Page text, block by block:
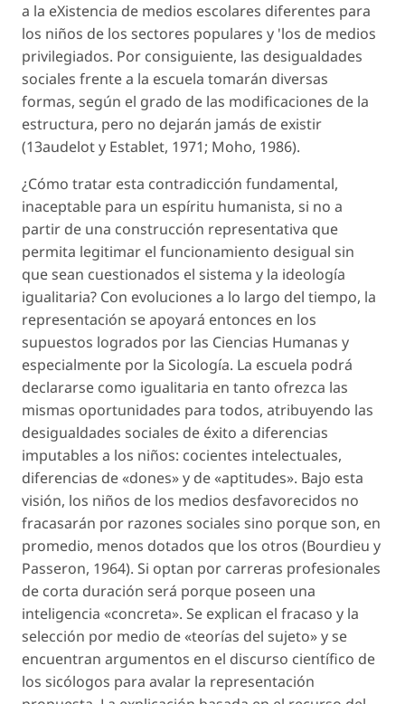
a la eXistencia de medios escolares diferentes para
los niños de los sectores populares y 'los de medios
privilegiados. Por consiguiente, las desigualdades
sociales frente a la escuela tomarán diversas
formas, según el grado de las modificaciones de la
estructura, pero no dejarán jamás de existir
(13audelot y Establet, 1971; Moho, 1986).
¿Cómo tratar esta contradicción fundamental,
inaceptable para un espíritu humanista, si no a
partir de una construcción representativa que
permita legitimar el funcionamiento desigual sin
que sean cuestionados el sistema y la ideología
igualitaria? Con evoluciones a lo largo del tiempo, la
representación se apoyará entonces en los
supuestos logrados por las Ciencias Humanas y
especialmente por la Sicología. La escuela podrá
declararse como igualitaria en tanto ofrezca las
mismas oportunidades para todos, atribuyendo las
desigualdades sociales de éxito a diferencias
imputables a los niños: cocientes intelectuales,
diferencias de «dones» y de «aptitudes». Bajo esta
visión, los niños de los medios desfavorecidos no
fracasarán por razones sociales sino porque son, en
promedio, menos dotados que los otros (Bourdieu y
Passeron, 1964). Si optan por carreras profesionales
de corta duración será porque poseen una
inteligencia «concreta». Se explican el fracaso y la
selección por medio de «teorías del sujeto» y se
encuentran argumentos en el discurso científico de
los sicólogos para avalar la representación